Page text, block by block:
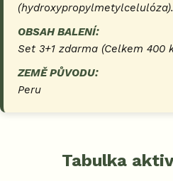
(hydroxypropylmetylcelulóza).
OBSAH BALENÍ:
Set 3+1 zdarma (Celkem 400
ZEMĚ PŮVODU:
Peru
Tabulka